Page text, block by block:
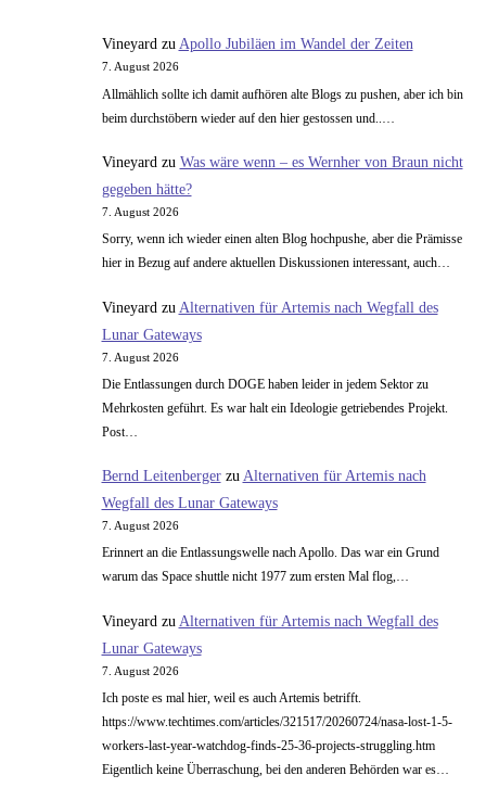
Vineyardzu Apollo Jubiläen im Wandel der Zeiten
7. August 2026
Allmählich sollte ich damit aufhören alte Blogs zu pushen, aber ich bin
beim durchstöbern wieder auf den hier gestossen und..…
Vineyard zu Was wäre wenn – es Wernher von Braun nicht
gegeben hätte?
7. August 2026
Sorry, wenn ich wieder einen alten Blog hochpushe, aber die Prämisse
hier in Bezug auf andere aktuellen Diskussionen interessant, auch…
Vineyard zu Alternativen für Artemis nach Wegfall des
Lunar Gateways
7. August 2026
Die Entlassungen durch DOGE haben leider in jedem Sektor zu
Mehrkosten geführt. Es war halt ein Ideologie getriebendes Projekt.
Post…
Bernd Leitenbergerzu Alternativen für Artemis nach
Wegfall des Lunar Gateways
7. August 2026
Erinnert an die Entlassungswelle nach Apollo. Das war ein Grund
warum das Space shuttle nicht 1977 zum ersten Mal flog,…
Vineyard zu Alternativen für Artemis nach Wegfall des
Lunar Gateways
7. August 2026
Ich poste es mal hier, weil es auch Artemis betrifft.
https://www.techtimes.com/articles/321517/20260724/nasa-lost-1-5-
workers-last-year-watchdog-finds-25-36-projects-struggling.htm
Eigentlich keine Überraschung, bei den anderen Behörden war es…